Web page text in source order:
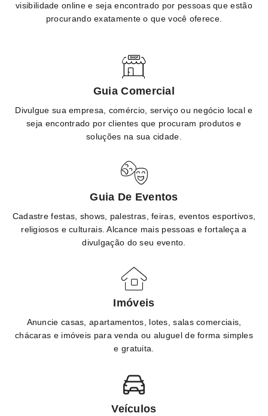
visibilidade online e seja encontrado por pessoas que estão
procurando exatamente o que você oferece.
Guia Comercial
Divulgue sua empresa, comércio, serviço ou negócio local e
seja encontrado por clientes que procuram produtos e
soluções na sua cidade.
Guia De Eventos
Cadastre festas, shows, palestras, feiras, eventos esportivos,
religiosos e culturais. Alcance mais pessoas e fortaleça a
divulgação do seu evento.
Imóveis
Anuncie casas, apartamentos, lotes, salas comerciais,
chácaras e imóveis para venda ou aluguel de forma simples
e gratuita.
Veículos